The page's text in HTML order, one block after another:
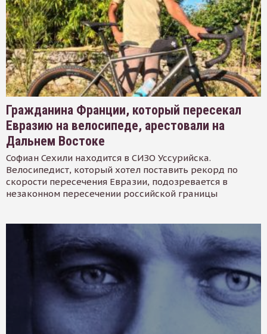
Гражданина Франции, который пересекал
Евразию на велосипеде, арестовали на
Дальнем Востоке
Софиан Сехили находится в СИЗО Уссурийска.
Велосипедист, который хотел поставить рекорд по
скорости пересечения Евразии, подозревается в
незаконном пересечении российской границы